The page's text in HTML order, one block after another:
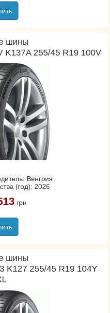
шины
K137A 255/45 R19 100V
Венгрия
(год): 2026
грн
шины
K127 255/45 R19 104Y